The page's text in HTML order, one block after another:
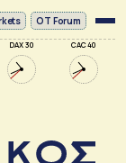
DAX 30 CAC 40
OT Forum